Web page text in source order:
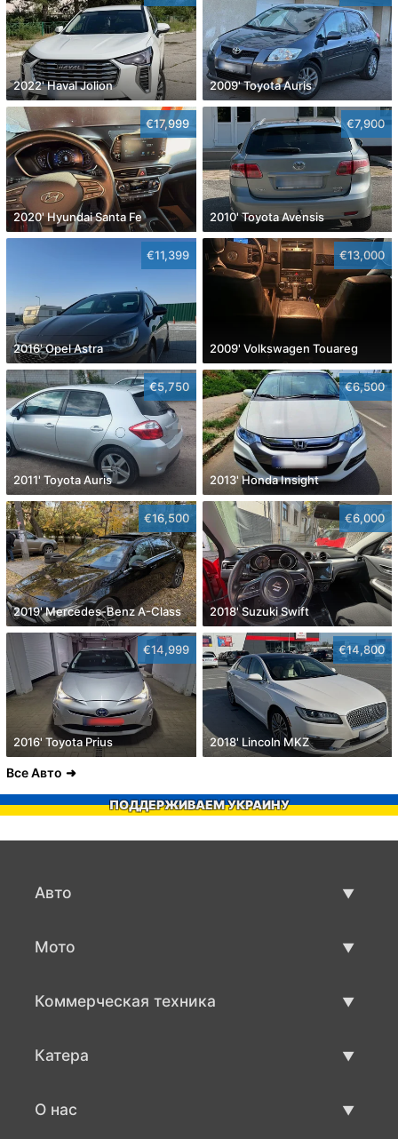
2022' Haval Jolion 2009' Toyota Auris
€17,999
2020' Hyundai Santa Fe
€7,900
2010' Toyota Avensis
€11,399
2016' Opel Astra
€13,000
2009' Volkswagen Touareg
€5,750
2011' Toyota Auris
€6,500
2013' Honda Insight
€16,500
2019' Mercedes-Benz A-Class
€6,000
2018' Suzuki Swift
€14,999
2016' Toyota Prius
€14,800
2018' Lincoln MKZ
Все Авто
ПОДДЕРЖИВАЕМ УКРАИНУ
Авто
Мото
Коммерческая техника
Катера
О нас